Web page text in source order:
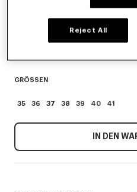
Ausgewählt
GRÖSSEN
35 36 37 38 39 40 41
IN DEN
Reject All